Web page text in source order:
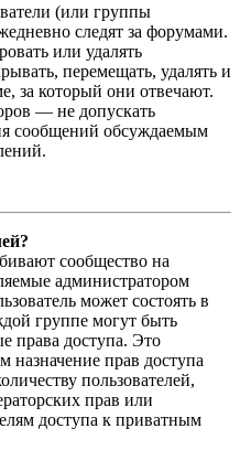
(или группы
следят за форумами.
или удалять
перемещать, удалять и
за который они отвечают.
— не допускать
сообщений обсуждаемым
сообщество на
администратором
может состоять в
группе могут быть
права доступа. Это
назначение прав доступа
пользователей,
прав или
доступа к приватным